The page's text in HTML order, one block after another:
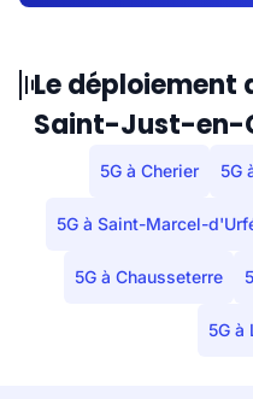
Le déploiement
Saint-Just-en-
5G à Cherier 5G
5G à Saint-Marcel-
5G à Chausseterre
5G à